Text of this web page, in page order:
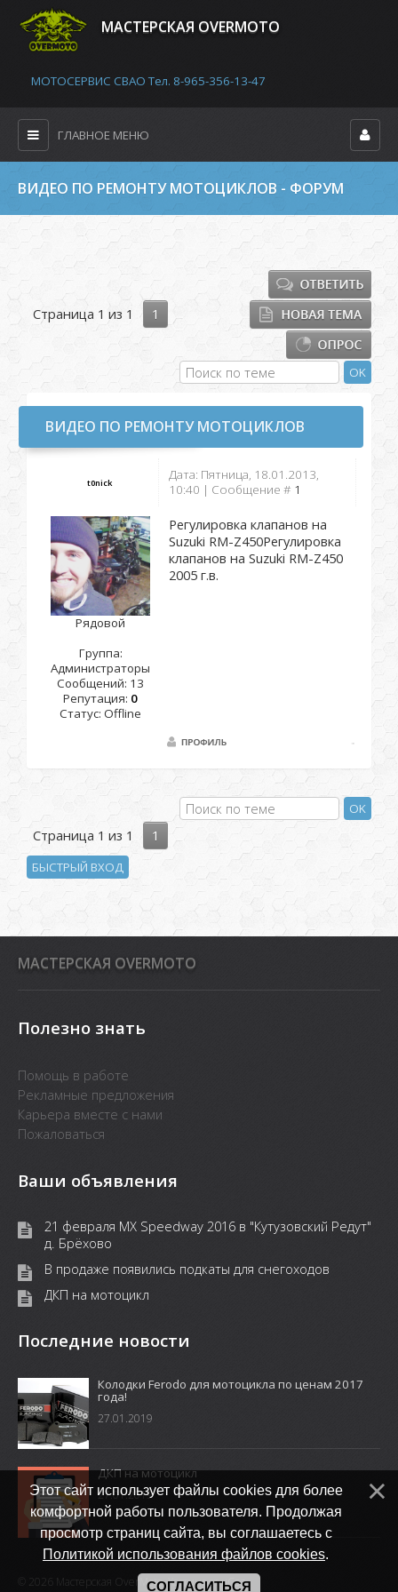
MАСТЕРСКАЯ OVERMOTO
МОТОСЕРВИС СВАО Тел. 8-965-356-13-47
ГЛАВНОЕ МЕНЮ
ВИДЕО ПО РЕМОНТУ МОТОЦИКЛОВ - ФОРУМ
Страница 1 из 1 1
ВИДЕО ПО РЕМОНТУ МОТОЦИКЛОВ
t0nick
Дата: Пятница, 18.01.2013,
10:40 | Сообщение # 1
Рядовой
Группа:
Администраторы
Сообщений: 13
Репутация: 0
Статус: Offline
Регулировка клапанов на
Suzuki RM-Z450Регулировка
клапанов на Suzuki RM-Z450
2005 г.в.
Страница 1 из 1 1
MАСТЕРСКАЯ OVERMOTO
Полезно знать
Помощь в работе
Рекламные предложения
Карьера вместе с нами
Пожаловаться
Ваши объявления
21 февраля MX Speedway 2016 в "Кутузовский Редут"
д. Брёхово
В продаже появились подкаты для снегоходов
ДКП на мотоцикл
Последние новости
Колодки Ferodo для мотоцикла по ценам 2017
года!
27.01.2019
ДКП на мотоцикл
27.01.2019
© 2026 Mастерская OverMoto.Хостинг отuCoz
Этот сайт использует файлы cookies для более
комфортной работы пользователя. Продолжая
просмотр страниц сайта, вы соглашаетесь с
Политикой использования файлов cookies.
СОГЛАСИТЬСЯ